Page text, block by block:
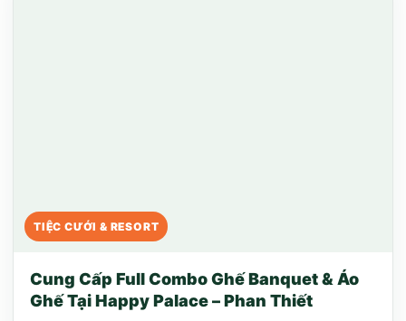
TIỆC CƯỚI & RESORT
Cung Cấp Full Combo Ghế Banquet & Áo
Ghế Tại Happy Palace – Phan Thiết